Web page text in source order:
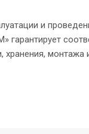
и
гарантирует
монтажа